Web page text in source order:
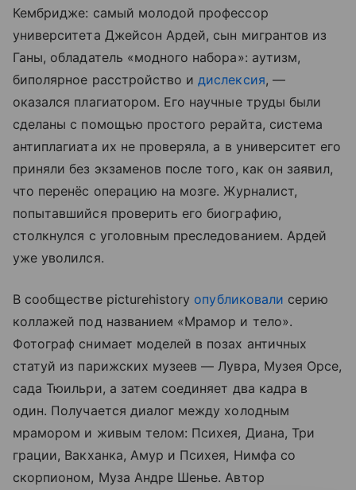
Кембридже: самый молодой профессор
университета Джейсон Ардей, сын мигрантов из
Ганы, обладатель «модного набора»: аутизм,
биполярное расстройство идислексия, —
оказался плагиатором. Его научные труды были
сделаны с помощью простого рерайта, система
антиплагиата их не проверяла, а в университет его
приняли без экзаменов после того, как он заявил,
что перенёс операцию на мозге. Журналист,
попытавшийся проверить его биографию,
столкнулся с уголовным преследованием. Ардей
уже уволился.
В сообществе picturehistory опубликовали серию
коллажей под названием «Мрамор и тело».
Фотограф снимает моделей в позах античных
статуй из парижских музеев — Лувра, Музея Орсе,
сада Тюильри, а затем соединяет два кадра в
один. Получается диалог между холодным
мрамором и живым телом: Психея, Диана, Три
грации, Вакханка, Амур и Психея, Нимфа со
скорпионом, Муза Андре Шенье. Автор